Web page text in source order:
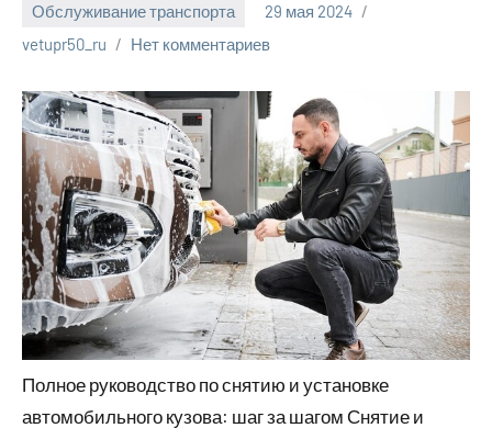
Обслуживание транспорта
29 мая 2024
vetupr50_ru
Нет комментариев
Полное руководство по снятию и установке
автомобильного кузова: шаг за шагом Снятие и